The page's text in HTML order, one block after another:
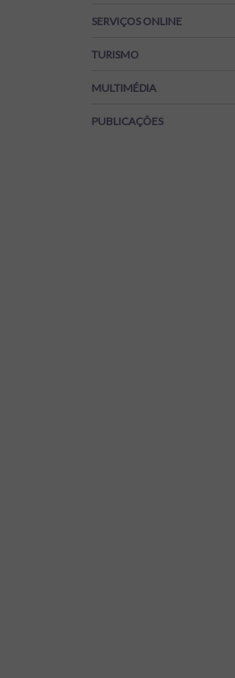
SERVIÇOS ONLINE
TURISMO
MULTIMÉDIA
PUBLICAÇÕES